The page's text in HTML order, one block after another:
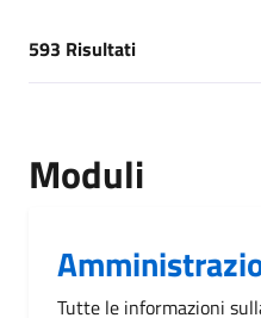
[results]
593 Risultati
Moduli
Tutte le informazioni